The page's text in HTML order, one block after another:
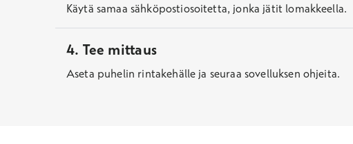
Käytä samaa sähköpostiosoitetta, jonka jätit lomakkeella.
4. Tee mittaus
Aseta puhelin rintakehälle ja seuraa sovelluksen ohjeita.